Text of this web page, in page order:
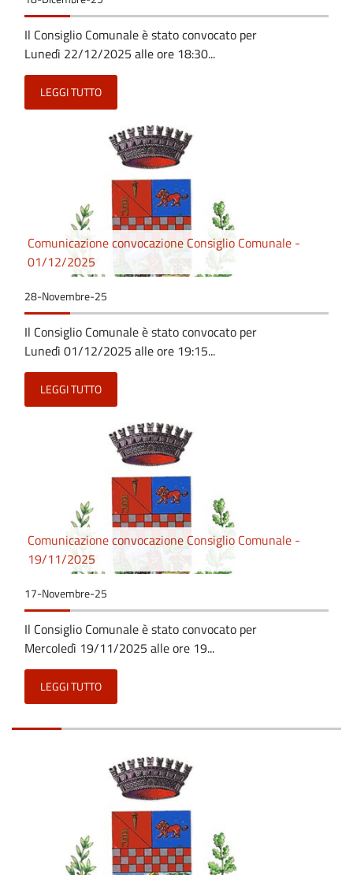
Il Consiglio Comunale è stato convocato per
Lunedì 22/12/2025 alle ore 18:30...
LEGGI TUTTO
Comunicazione convocazione Consiglio Comunale -
01/12/2025
28-Novembre-25
Il Consiglio Comunale è stato convocato per
Lunedì 01/12/2025 alle ore 19:15...
LEGGI TUTTO
Comunicazione convocazione Consiglio Comunale -
19/11/2025
17-Novembre-25
Il Consiglio Comunale è stato convocato per
Mercoledì 19/11/2025 alle ore 19...
LEGGI TUTTO